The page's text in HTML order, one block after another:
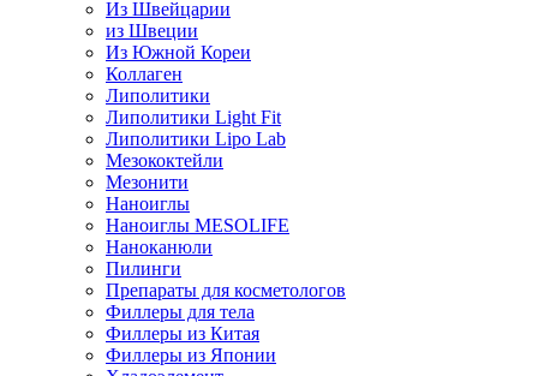
Из Швейцарии
из Швеции
Из Южной Кореи
Коллаген
Липолитики
Липолитики Light Fit
Липолитики Lipo Lab
Мезококтейли
Мезонити
Наноиглы
Наноиглы MESOLIFE
Наноканюли
Пилинги
Препараты для косметологов
Филлеры для тела
Филлеры из Китая
Филлеры из Японии